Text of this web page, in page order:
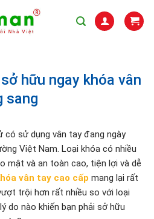
hữu ngay khóa vân
sang
có sử dụng vân tay đang ngày
Việt Nam. Loại khóa có nhiều
mật và an toàn cao, tiện lợi và dễ
vân tay cao cấp mang lại rất
trội hơn rất nhiều so với loại
do nào khiến bạn phải sở hữu